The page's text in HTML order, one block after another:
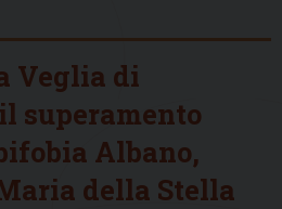
Veglia di
superamento
Albano,
della Stella